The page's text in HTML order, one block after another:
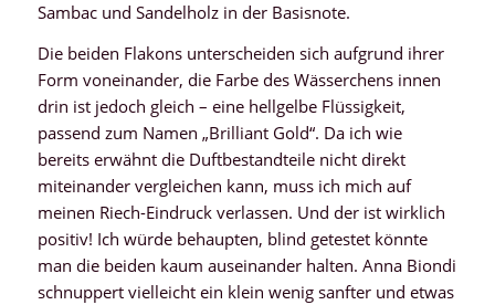
Sambac und Sandelholz in der Basisnote.
Die beiden Flakons unterscheiden sich aufgrund ihrer
Form voneinander, die Farbe des Wässerchens innen
drin ist jedoch gleich – eine hellgelbe Flüssigkeit,
passend zum Namen „Brilliant Gold“. Da ich wie
bereits erwähnt die Duftbestandteile nicht direkt
miteinander vergleichen kann, muss ich mich auf
meinen Riech-Eindruck verlassen. Und der ist wirklich
positiv! Ich würde behaupten, blind getestet könnte
man die beiden kaum auseinander halten. Anna Biondi
schnuppert vielleicht ein klein wenig sanfter und etwas